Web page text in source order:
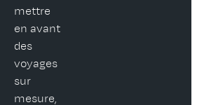
mettre
en avant
des
voyages
sur
mesure,